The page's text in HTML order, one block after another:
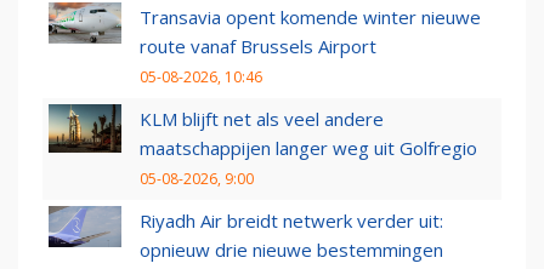
Transavia opent komende winter nieuwe
route vanaf Brussels Airport
05-08-2026, 10:46
KLM blijft net als veel andere
maatschappijen langer weg uit Golfregio
05-08-2026, 9:00
Riyadh Air breidt netwerk verder uit:
opnieuw drie nieuwe bestemmingen